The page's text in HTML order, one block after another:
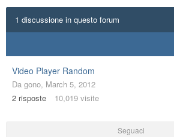
1 discussione in questo forum
Video Player Random
Da gono, March 5, 2012
2 risposte 10,019 visite
Seguaci